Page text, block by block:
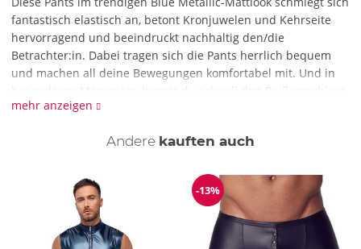
fantastisch elastisch an, betont Kronjuwelen und Kehrseite
hervorragend und beeindruckt nachhaltig den/die
Betrachter:in. Dabei tragen sich die Pants herrlich bequem
und machen all deine Bewegungen komfortabel mit. Und in
besonderen Momenten kannst du schnell den Reißverschluss
vorne öffnen …
Wie reinige ich die Pants?
mehr anzeigen
Andere kauften auch
Reduzierung
-13%